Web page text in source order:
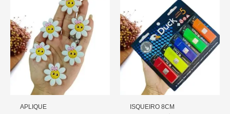
APLIQUE
ISQUEIRO 8CM